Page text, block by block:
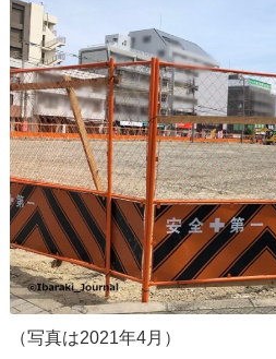
（写真は2021年4月）